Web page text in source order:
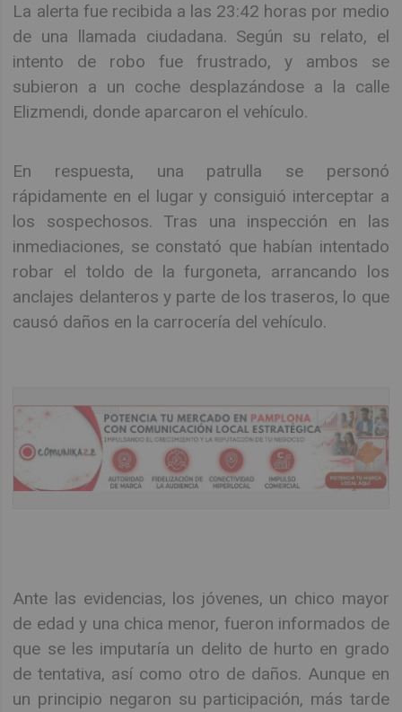
La alerta fue recibida a las 23:42 horas por medio
de una llamada ciudadana. Según su relato, el
intento de robo fue frustrado, y ambos se
subieron a un coche desplazándose a la calle
Elizmendi, donde aparcaron el vehículo.
En respuesta, una patrulla se personó
rápidamente en el lugar y consiguió interceptar a
los sospechosos. Tras una inspección en las
inmediaciones, se constató que habían intentado
robar el toldo de la furgoneta, arrancando los
anclajes delanteros y parte de los traseros, lo que
causó daños en la carrocería del vehículo.
Ante las evidencias, los jóvenes, un chico mayor
de edad y una chica menor, fueron informados de
que se les imputaría un delito de hurto en grado
de tentativa, así como otro de daños. Aunque en
un principio negaron su participación, más tarde